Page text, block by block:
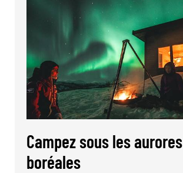
Campez sous les aurores
boréales